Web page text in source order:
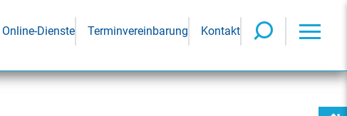
Online-Dienste Terminvereinbarung Kontakt